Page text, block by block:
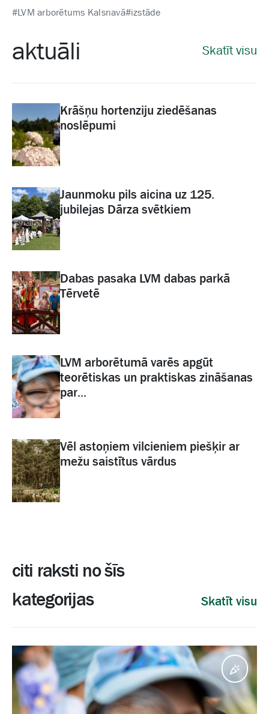
#LVM arborētums Kalsnavā#izstāde
aktuāli Skatīt visu
Krāšņu hortenziju ziedēšanas
noslēpumi
Jaunmoku pils aicina uz 125.
jubilejas Dārza svētkiem
Dabas pasaka LVM dabas parkā
Tērvetē
LVM arborētumā varēs apgūt
teorētiskas un praktiskas zināšanas
par...
Vēl astoņiem vilcieniem piešķir ar
mežu saistītus vārdus
citi raksti no šīs
kategorijas
Skatīt visu